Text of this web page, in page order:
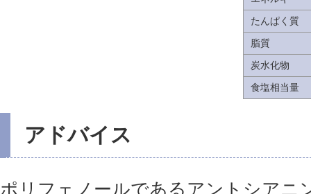
たんぱく質
脂質
炭水化物
食塩相当量
アドバイス
ポリフェノールであるアントシアニ